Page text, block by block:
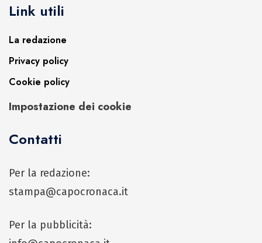
Link utili
La redazione
Privacy policy
Cookie policy
Impostazione dei cookie
Contatti
Per la redazione:
stampa@capocronaca.it
Per la pubblicità: